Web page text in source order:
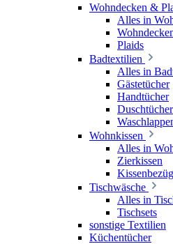
Wohndecken &
Alles in
Plaids
Badtextilien
Alles in
Gästetücher
Handtücher
Duschtücher
Wohnkissen
Alles in
Zierkissen
Tischwäsche
Alles in
Tischsets
sonstige Textilien
Küchentücher